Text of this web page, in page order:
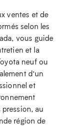
ventes et de
selon les
vous guide
et la
neuf ou
d’un
et
au
région de